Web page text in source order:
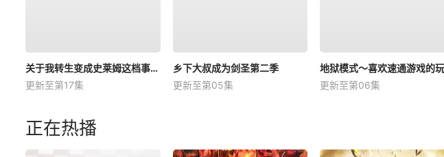
关于我转生变成史莱姆这档事第四季
更新至第17集
乡下大叔成为剑圣第二季
更新至第05集
更新至第06集
正在热播